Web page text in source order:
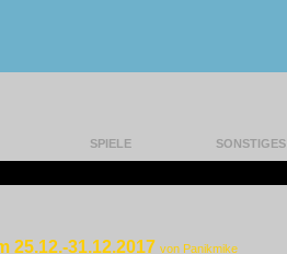
SPIELE SONSTIGES
25.12.-31.12.2017 von Panikmike